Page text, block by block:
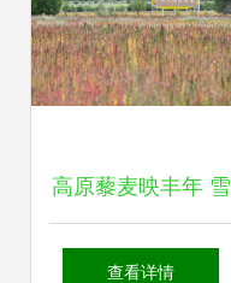
高原藜麦映丰年 雪
域高原上的“同心
查看详情